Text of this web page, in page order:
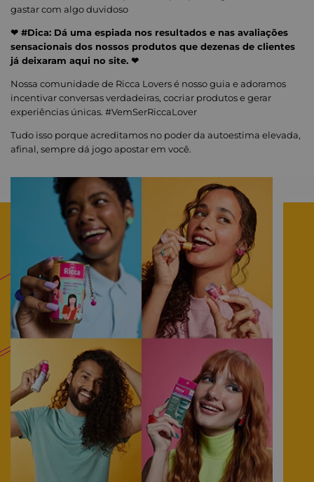
gastar com algo duvidoso
❤ #Dica: Dá uma espiada nos resultados e nas avaliações
sensacionais dos nossos produtos que dezenas de clientes
já deixaram aqui no site. ❤
Nossa comunidade de Ricca Lovers é nosso guia e adoramos
incentivar conversas verdadeiras, cocriar produtos e gerar
experiências únicas. #VemSerRiccaLover
Tudo isso porque acreditamos no poder da autoestima elevada,
afinal, sempre dá jogo apostar em você.